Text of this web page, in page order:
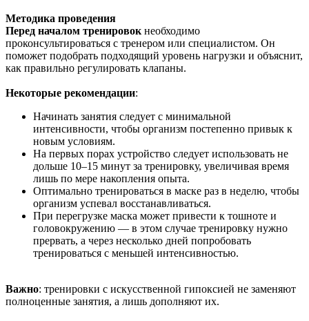
Методика проведения
Перед началом тренировок необходимо
проконсультироваться с тренером или специалистом. Он
поможет подобрать подходящий уровень нагрузки и объяснит,
как правильно регулировать клапаны.
Некоторые рекомендации:
Начинать занятия следует с минимальной
интенсивности, чтобы организм постепенно привык к
новым условиям.
На первых порах устройство следует использовать не
дольше 10–15 минут за тренировку, увеличивая время
лишь по мере накопления опыта.
Оптимально тренироваться в маске раз в неделю, чтобы
организм успевал восстанавливаться.
При перегрузке маска может привести к тошноте и
головокружению — в этом случае тренировку нужно
прервать, а через несколько дней попробовать
тренироваться с меньшей интенсивностью.
Важно: тренировки с искусственной гипоксией не заменяют
полноценные занятия, а лишь дополняют их.